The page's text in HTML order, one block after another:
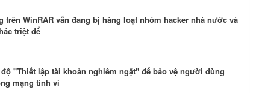
trên WinRAR vẫn đang bị hàng loạt nhóm hacker nhà nước và
triệt để
"Thiết lập tài khoản nghiêm ngặt" để bảo vệ người dùng
mạng tinh vi